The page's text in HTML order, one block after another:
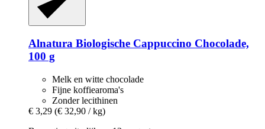
Alnatura Biologische Cappuccino Chocolade,
100 g
Melk en witte chocolade
Fijne koffiearoma's
Zonder lecithinen
€ 3,29 (€ 32,90 / kg)